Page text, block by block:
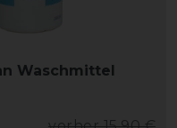
Waschmittel